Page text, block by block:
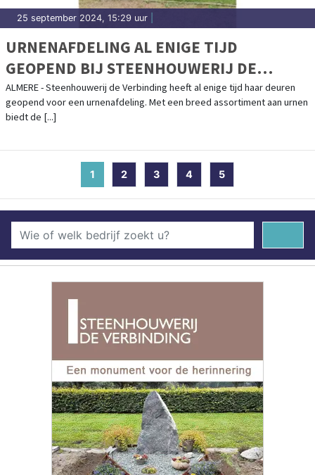
25 september 2024, 15:29 uur
URNENAFDELING AL ENIGE TIJD
GEOPEND BIJ STEENHOUWERIJ DE
VERBINDING
ALMERE - Steenhouwerij de Verbinding heeft al enige tijd haar deuren
geopend voor een urnenafdeling. Met een breed assortiment aan urnen
biedt de [...]
1 (current)
2 3 4 5